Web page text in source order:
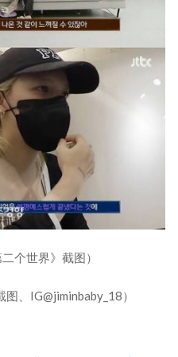
个世界》截图）
、IG@jiminbaby_18）